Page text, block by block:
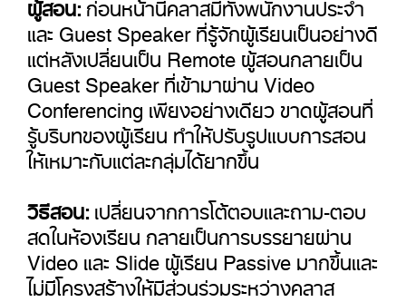
และ Guest Speaker ที่รู้จักผู้เรียนเป็นอย่างดี
แต่หลังเปลี่ยนเป็น Remote ผู้สอนกลายเป็น
Guest Speaker ที่เข้ามาผ่าน Video
Conferencing เพียงอย่างเดียว ขาดผู้สอนที่
รู้บริบทของผู้เรียน ทำให้ปรับรูปแบบการสอน
ให้เหมาะกับแต่ละกลุ่มได้ยากขึ้น
วิธีสอน:เปลี่ยนจากการโต้ตอบและถาม-ตอบ
สดในห้องเรียน กลายเป็นการบรรยายผ่าน
Video และ Slide ผู้เรียน Passive มากขึ้นและ
ไม่มีโครงสร้างให้มีส่วนร่วมระหว่างคลาส